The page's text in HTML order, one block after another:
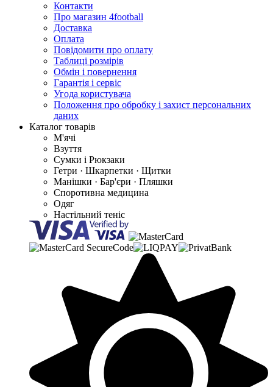
Контакти
Про магазин 4football
Доставка
Оплата
Повідомити про оплату
Таблиці розмірів
Обмін і повернення
Гарантія і сервіс
Угода користувача
Положення про обробку і захист персональних
даних
Каталог товарів
М'ячі
Взуття
Сумки і Рюкзаки
Гетри · Шкарпетки · Щитки
Манішки · Бар'єри · Пляшки
Споротивна медицина
Одяг
Настільний теніс